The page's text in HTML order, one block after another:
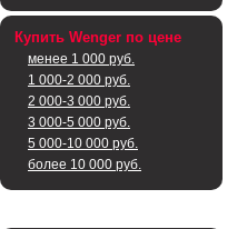
Купить Wenger по цене
менее 1 000 руб.
1 000-2 000 руб.
2 000-3 000 руб.
3 000-5 000 руб.
5 000-10 000 руб.
более 10 000 руб.